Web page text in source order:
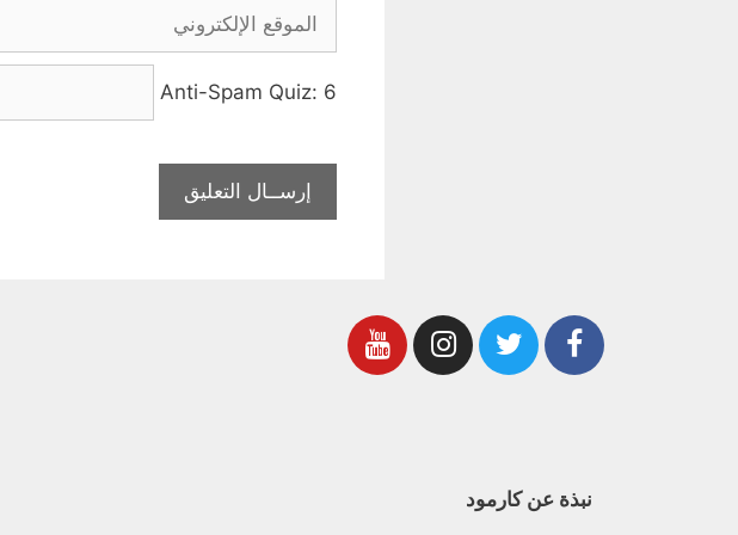
Anti-Spam Quiz: 6
نبذة عن كارمود